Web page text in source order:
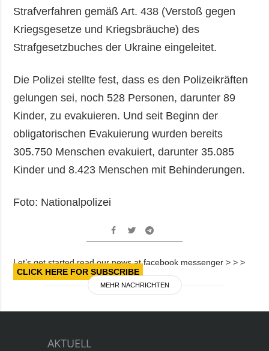
Strafverfahren gemäß Art. 438 (Verstoß gegen
Kriegsgesetze und Kriegsbräuche) des
Strafgesetzbuches der Ukraine eingeleitet.
Die Polizei stellte fest, dass es den Polizeikräften
gelungen sei, noch 528 Personen, darunter 89
Kinder, zu evakuieren. Und seit Beginn der
obligatorischen Evakuierung wurden bereits
305.750 Menschen evakuiert, darunter 35.085
Kinder und 8.423 Menschen mit Behinderungen.
Foto: Nationalpolizei
Let’s get started read our news at facebook messenger > > >
CLICK HERE FOR SUBSCRIBE
MEHR NACHRICHTEN
AKTUELL